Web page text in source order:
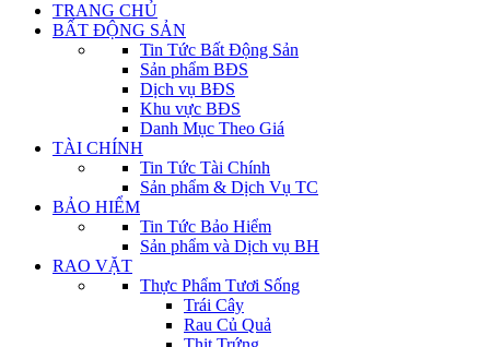
TRANG CHỦ
BẤT ĐỘNG SẢN
Tin Tức Bất Động Sản
Sản phẩm BĐS
Dịch vụ BĐS
Khu vực BĐS
Danh Mục Theo Giá
TÀI CHÍNH
Tin Tức Tài Chính
Sản phẩm & Dịch Vụ TC
BẢO HIỂM
Tin Tức Bảo Hiểm
Sản phẩm và Dịch vụ BH
RAO VẶT
Thực Phẩm Tươi Sống
Trái Cây
Rau Củ Quả